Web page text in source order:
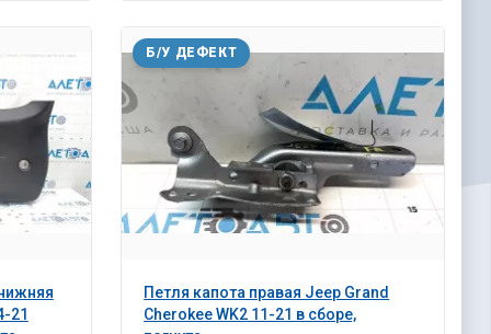
21
Петля капота правая Jeep Grand
Cherokee WK2 11-21 в сборе,
Б/У ДЕФЕКТ